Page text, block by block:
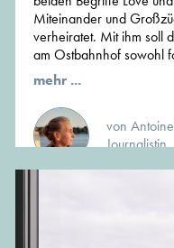
Miteinander und
verheiratet. Mit ihm soll
am Ostbahnhof sowohl
mehr ...
von
Journalistin